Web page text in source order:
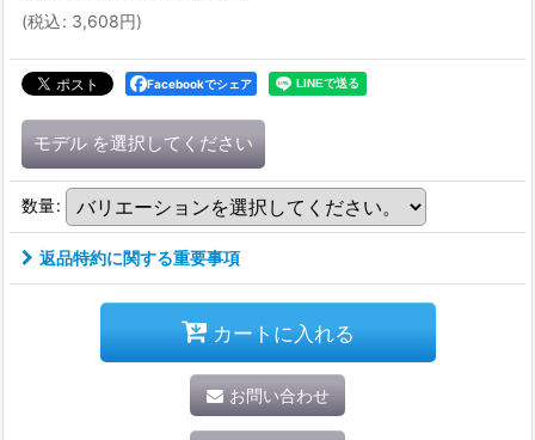
(税込: 3,608円)
Facebookでシェア
モデル を選択してください
数量:
返品特約に関する重要事項
カートに入れる
お問い合わせ